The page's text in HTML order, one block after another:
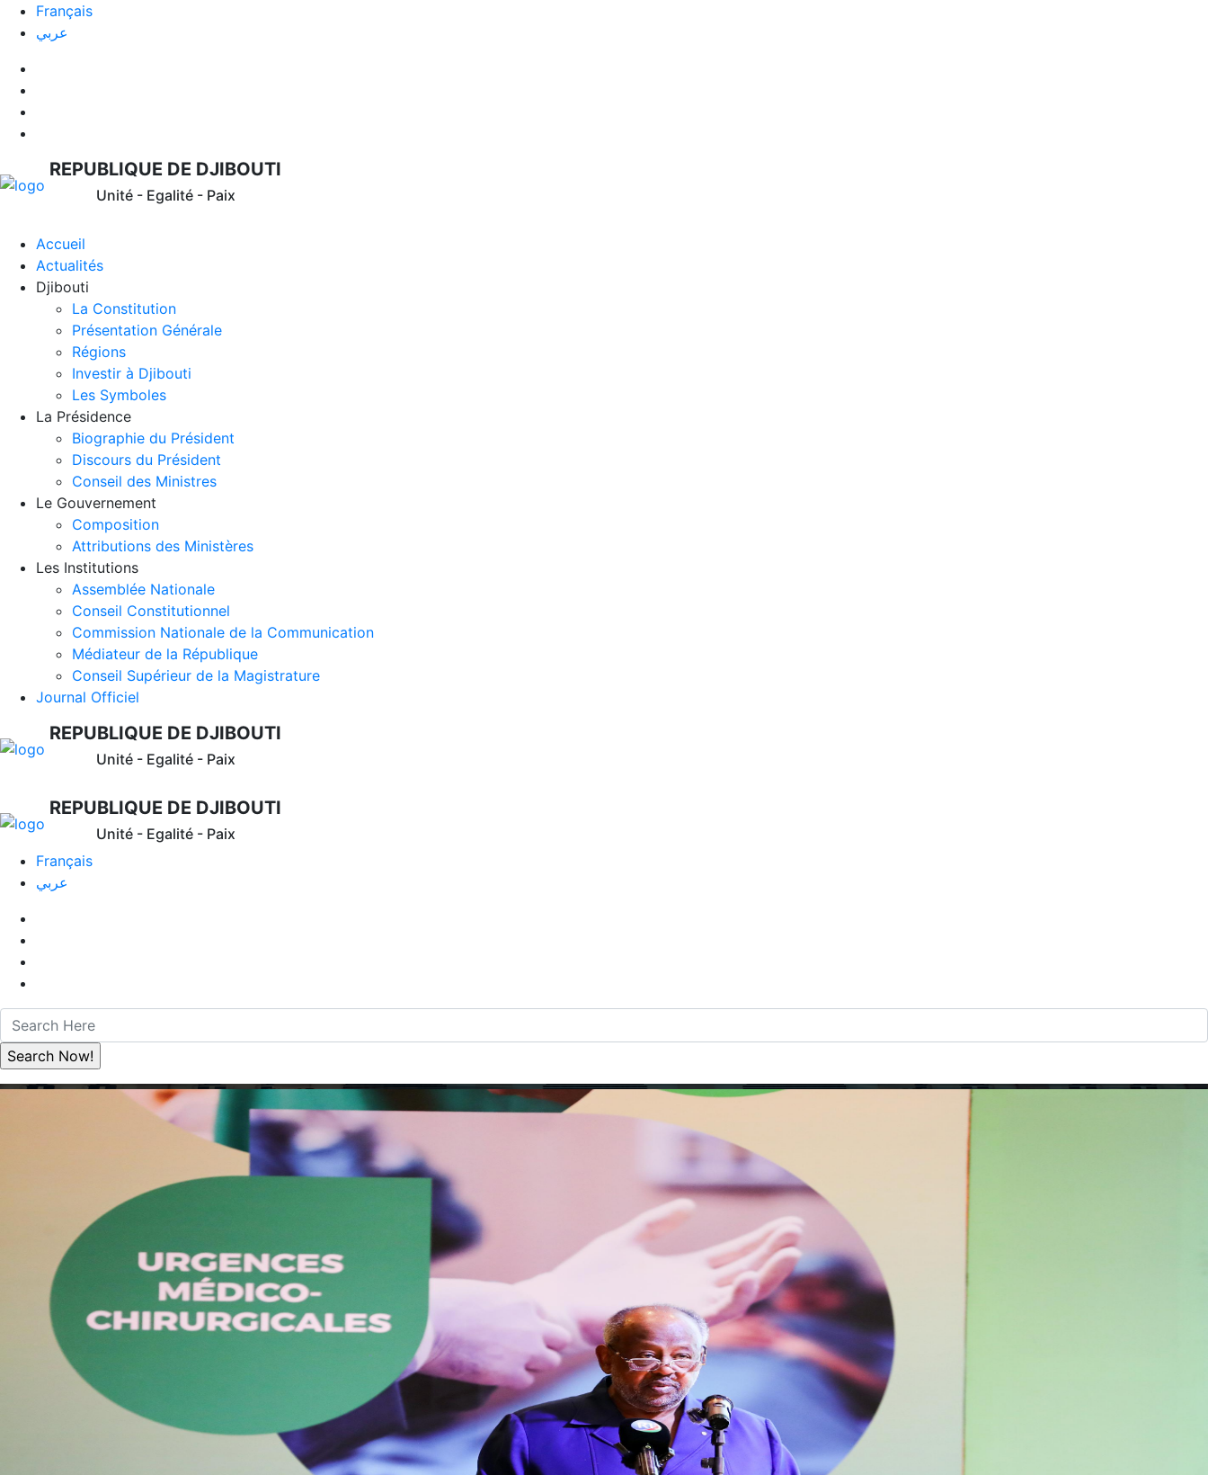
Français
عربي
REPUBLIQUE DE DJIBOUTI
Unité - Egalité - Paix
Accueil
Actualités
Djibouti
La Constitution
Présentation Générale
Régions
Investir à Djibouti
Les Symboles
La Présidence
Biographie du Président
Discours du Président
Conseil des Ministres
Le Gouvernement
Composition
Attributions des Ministères
Les Institutions
Assemblée Nationale
Conseil Constitutionnel
Commission Nationale de la Communication
Médiateur de la République
Conseil Supérieur de la Magistrature
Journal Officiel
REPUBLIQUE DE DJIBOUTI
Unité - Egalité - Paix
REPUBLIQUE DE DJIBOUTI
Unité - Egalité - Paix
Français
عربي
Discours “ 2ème Congrès Médical International de Djibouti”